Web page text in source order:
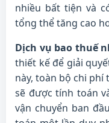
nhiều bất tiện và
tổng thể tăng cao
Dịch vụ bao thuế
thiết kế để giải
này, toàn bộ chi phí
sẽ được tính toán
vận chuyển ban